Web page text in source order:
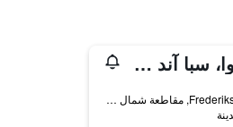
هوتل فايكنج أكوا، سبا آند ويلنيس
Frederikshavnsvej 70-72, Sæby, مقاطعة شمال غوتلاند, الدانمارك